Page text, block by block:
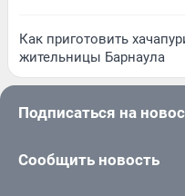
Как приготовить
жительницы Барнаула
Подписаться на
Сообщить новость